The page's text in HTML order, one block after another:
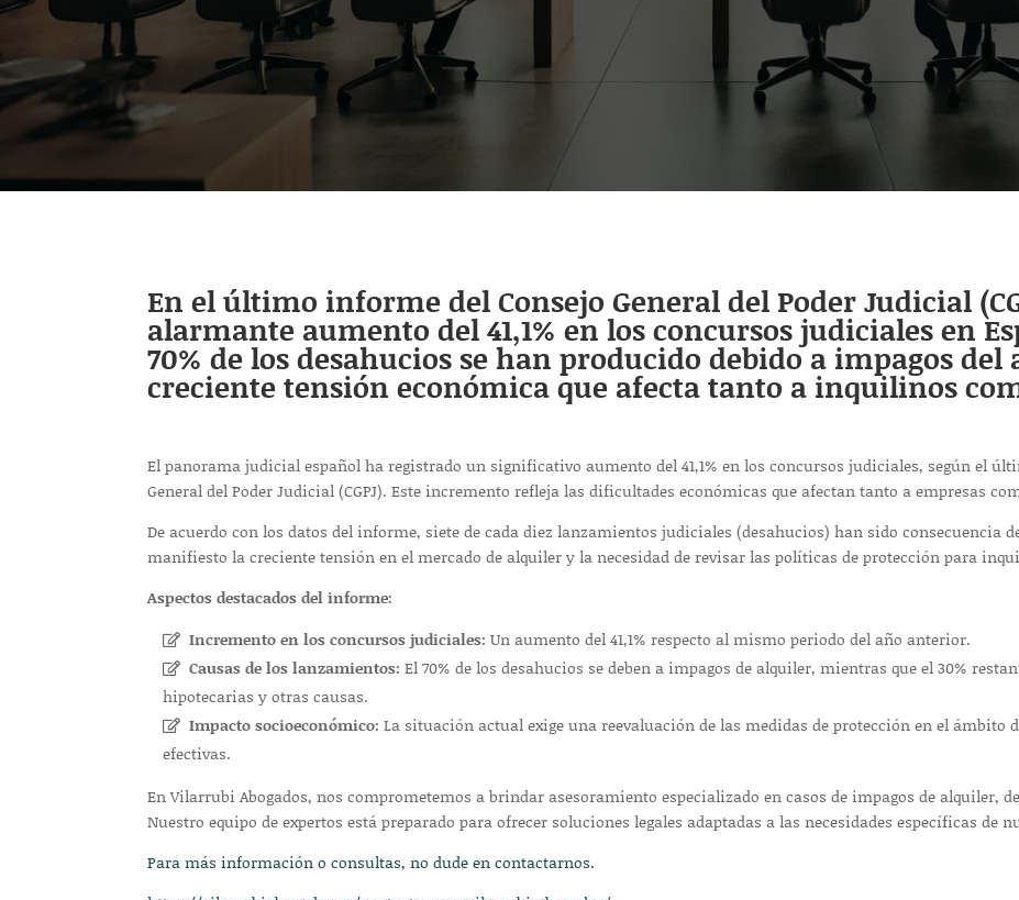
En el último informe del Consejo General del Poder Judicial
alarmante aumento del 41,1% en los concursos judiciales en
70% de los desahucios se han producido debido a impagos
creciente tensión económica que afecta tanto a inquilinos
El panorama judicial español ha registrado un significativo aumento del 41,1% en los concursos judiciales, según el
General del Poder Judicial (CGPJ). Este incremento refleja las dificultades económicas que afectan tanto a empresas
De acuerdo con los datos del informe, siete de cada diez lanzamientos judiciales (desahucios) han sido consecuencia
manifiesto la creciente tensión en el mercado de alquiler y la necesidad de revisar las políticas de protección para
Aspectos destacados del informe:
Incremento en los concursos judiciales: Un aumento del 41,1% respecto al mismo periodo del año anterior.
Causas de los lanzamientos: El 70% de los desahucios se deben a impagos de alquiler, mientras que el 30%
hipotecarias y otras causas.
Impacto socioeconómico: La situación actual exige una reevaluación de las medidas de protección en el ámbito
efectivas.
En Vilarrubi Abogados, nos comprometemos a brindar asesoramiento especializado en casos de impagos de alquiler,
Nuestro equipo de expertos está preparado para ofrecer soluciones legales adaptadas a las necesidades específicas de
Para más información o consultas, no dude en contactarnos.